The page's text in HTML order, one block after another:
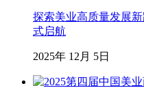
探索美业高质量发展
式启航
2025年 12月 5日